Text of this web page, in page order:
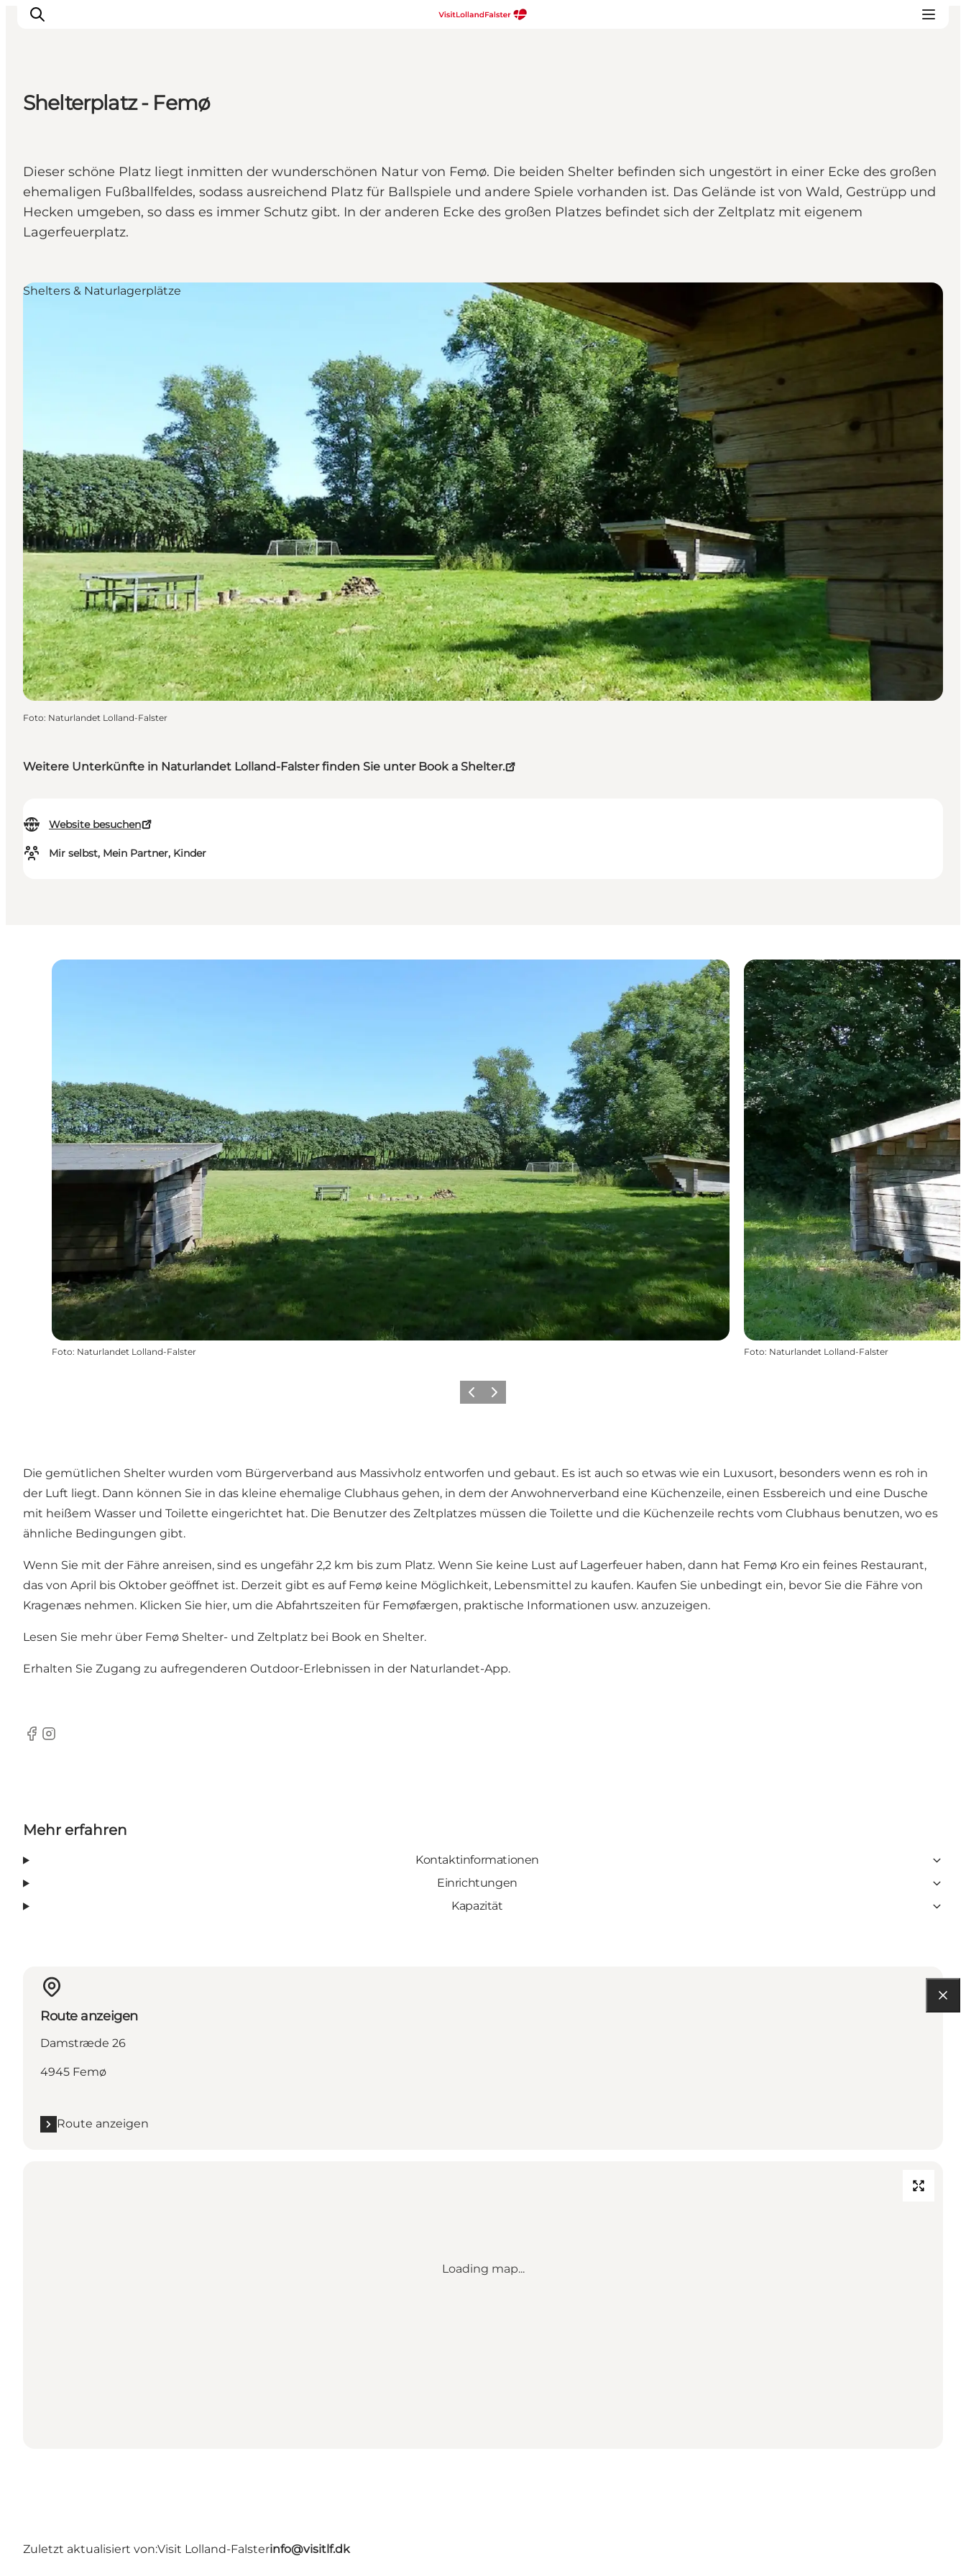
Kultur
Gastronomie
Urlaubsplaner
Shelterplatz - Femø
Dieser schöne Platz liegt inmitten der wunderschönen Natur von Femø. Die beiden Shelter befinden sich ungestört in einer Ecke des großen
ehemaligen Fußballfeldes, sodass ausreichend Platz für Ballspiele und andere Spiele vorhanden ist. Das Gelände ist von Wald, Gestrüpp und
Hecken umgeben, so dass es immer Schutz gibt. In der anderen Ecke des großen Platzes befindet sich der Zeltplatz mit eigenem
Lagerfeuerplatz.
Weitere Unterkünfte in Naturlandet Lolland-Falster finden Sie unter Book a Shelter.
Website besuchen
Mir selbst, Mein Partner, Kinder
Shelters & Naturlagerplätze
Foto: Naturlandet Lolland-Falster
Foto: Naturlandet Lolland-Falster Foto: Naturlandet Lolland-Falster
ZurückWeiter
Die gemütlichen Shelter wurden vom Bürgerverband aus Massivholz entworfen und gebaut. Es ist auch so etwas wie ein Luxusort, besonders wenn es roh in
der Luft liegt. Dann können Sie in das kleine ehemalige Clubhaus gehen, in dem der Anwohnerverband eine Küchenzeile, einen Essbereich und eine Dusche
mit heißem Wasser und Toilette eingerichtet hat. Die Benutzer des Zeltplatzes müssen die Toilette und die Küchenzeile rechts vom Clubhaus benutzen, wo es
ähnliche Bedingungen gibt.
Wenn Sie mit der Fähre anreisen, sind es ungefähr 2,2 km bis zum Platz. Wenn Sie keine Lust auf Lagerfeuer haben, dann hat Femø Kro ein feines Restaurant,
das von April bis Oktober geöffnet ist. Derzeit gibt es auf Femø keine Möglichkeit, Lebensmittel zu kaufen. Kaufen Sie unbedingt ein, bevor Sie die Fähre von
Kragenæs nehmen. Klicken Sie hier, um die Abfahrtszeiten für Femøfærgen, praktische Informationen usw. anzuzeigen.
Lesen Sie mehr über Femø Shelter- und Zeltplatz bei Book en Shelter.
Erhalten Sie Zugang zu aufregenderen Outdoor-Erlebnissen in der Naturlandet-App.
Facebook
Instagram
Mehr erfahren
Kontaktinformationen
Einrichtungen
Kapazität
Route anzeigen
Damstræde 26
4945 Femø
Route anzeigen
Loading map...
Zuletzt aktualisiert von:Visit Lolland-Falsterinfo@visitlf.dk